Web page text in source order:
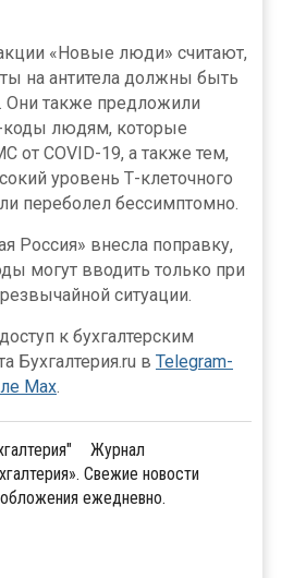
«Новые люди» считают,
на антитела должны быть
Они также предложили
коды людям, которые
от COVID-19, а также тем,
уровень Т-клеточного
переболел бессимптомно.
Россия» внесла поправку,
могут вводить только при
ситуации.
к бухгалтерским
Бухгалтерия.ru в Telegram-
Max.
Журнал
Свежие новости
ежедневно.